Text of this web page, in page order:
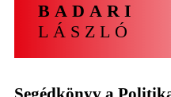
BADARI
LÁSZLÓ